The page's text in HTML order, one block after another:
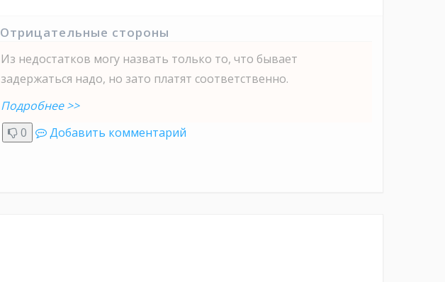
Отрицательные стороны
Из недостатков могу назвать только то, что бывает
задержаться надо, но зато платят соответственно.
Подробнее >>
0 Добавить комментарий